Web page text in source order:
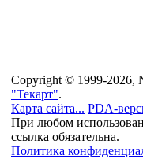
Copyright © 1999-2026,
"Текарт".
Карта сайта... PDA-
При любом
ссылка обязательна.
Политика